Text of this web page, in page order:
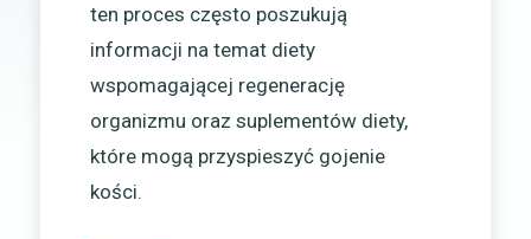
ten proces często poszukują
informacji na temat diety
wspomagającej regenerację
organizmu oraz suplementów diety,
które mogą przyspieszyć gojenie
kości.